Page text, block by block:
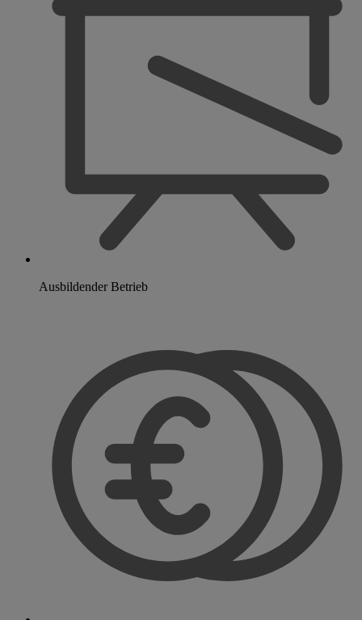
Ausbildender Betrieb